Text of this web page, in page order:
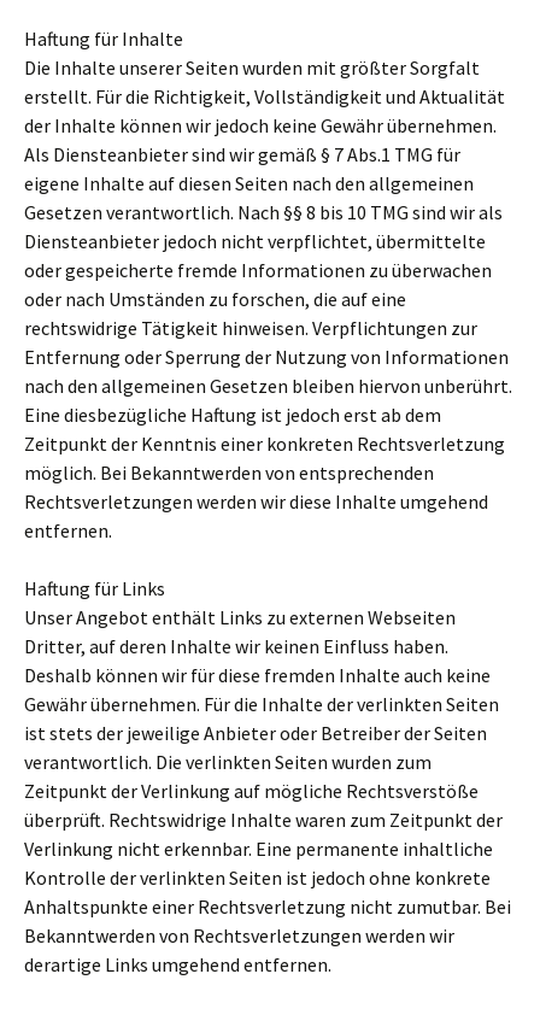
Haftung für Inhalte
Die Inhalte unserer Seiten wurden mit größter Sorgfalt
erstellt. Für die Richtigkeit, Vollständigkeit und Aktualität
der Inhalte können wir jedoch keine Gewähr übernehmen.
Als Diensteanbieter sind wir gemäß § 7 Abs.1 TMG für
eigene Inhalte auf diesen Seiten nach den allgemeinen
Gesetzen verantwortlich. Nach §§ 8 bis 10 TMG sind wir als
Diensteanbieter jedoch nicht verpflichtet, übermittelte
oder gespeicherte fremde Informationen zu überwachen
oder nach Umständen zu forschen, die auf eine
rechtswidrige Tätigkeit hinweisen. Verpflichtungen zur
Entfernung oder Sperrung der Nutzung von Informationen
nach den allgemeinen Gesetzen bleiben hiervon unberührt.
Eine diesbezügliche Haftung ist jedoch erst ab dem
Zeitpunkt der Kenntnis einer konkreten Rechtsverletzung
möglich. Bei Bekanntwerden von entsprechenden
Rechtsverletzungen werden wir diese Inhalte umgehend
entfernen.
Haftung für Links
Unser Angebot enthält Links zu externen Webseiten
Dritter, auf deren Inhalte wir keinen Einfluss haben.
Deshalb können wir für diese fremden Inhalte auch keine
Gewähr übernehmen. Für die Inhalte der verlinkten Seiten
ist stets der jeweilige Anbieter oder Betreiber der Seiten
verantwortlich. Die verlinkten Seiten wurden zum
Zeitpunkt der Verlinkung auf mögliche Rechtsverstöße
überprüft. Rechtswidrige Inhalte waren zum Zeitpunkt der
Verlinkung nicht erkennbar. Eine permanente inhaltliche
Kontrolle der verlinkten Seiten ist jedoch ohne konkrete
Anhaltspunkte einer Rechtsverletzung nicht zumutbar. Bei
Bekanntwerden von Rechtsverletzungen werden wir
derartige Links umgehend entfernen.